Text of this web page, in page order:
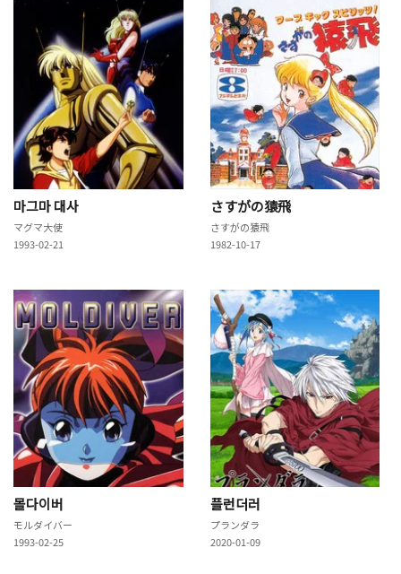
마그마 대사
マグマ大使
1993-02-21
さすがの猿飛
さすがの猿飛
1982-10-17
몰다이버
モルダイバー
1993-02-25
플런더러
プランダラ
2020-01-09